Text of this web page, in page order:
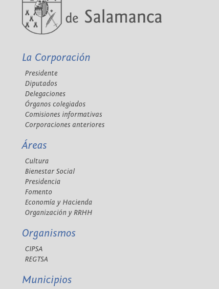
La Corporación
Presidente
Diputados
Delegaciones
Órganos colegiados
Comisiones informativas
Corporaciones anteriores
Áreas
Cultura
Bienestar Social
Presidencia
Fomento
Economía y Hacienda
Organización y RRHH
Organismos
CIPSA
REGTSA
Municipios